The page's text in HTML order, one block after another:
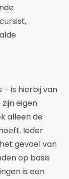
is hierbij van
eigen
alleen de
Ieder
gevoel van
op basis
is een